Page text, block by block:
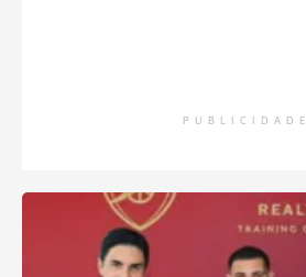
PUBLICIDADE